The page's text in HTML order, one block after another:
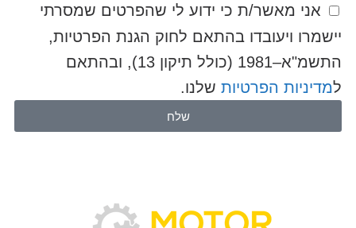
אני מאשר/ת כי ידוע לי שהפרטים שמסרתי
יישמרו ויעובדו בהתאם לחוק הגנת הפרטיות,
התשמ"א–1981 (כולל תיקון 13), ובהתאם
למדיניות הפרטיותשלנו.
שלח